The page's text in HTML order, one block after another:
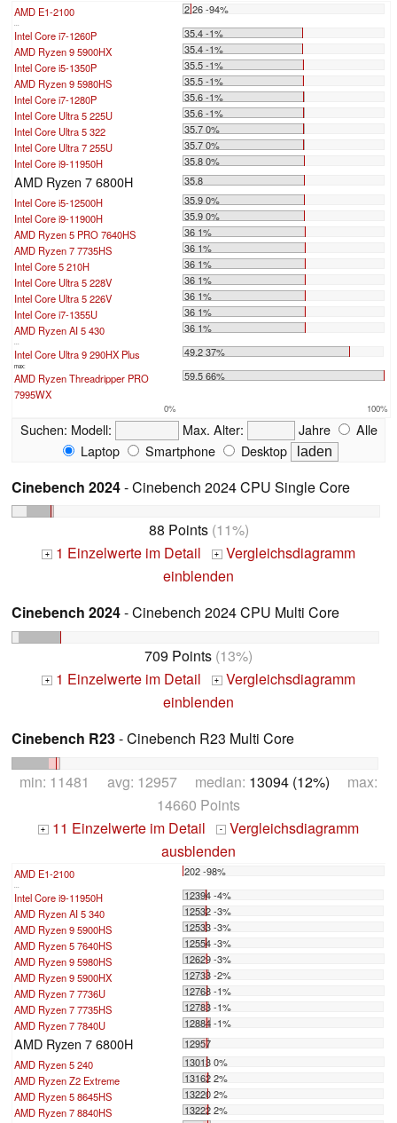
AMD E1-2100 2.26 -94%
Intel Core i7-1260P
35.4 -1%
AMD Ryzen 9 5900HX
35.4 -1%
Intel Core i5-1350P
35.5 -1%
AMD Ryzen 9 5980HS
35.5 -1%
Intel Core i7-1280P
35.6 -1%
Intel Core Ultra 5 225U
35.6 -1%
Intel Core Ultra 5 322
35.7 0%
Intel Core Ultra 7 255U
35.7 0%
Intel Core i9-11950H
35.8 0%
AMD Ryzen 7 6800H
35.8
Intel Core i5-12500H
35.9 0%
Intel Core i9-11900H
35.9 0%
AMD Ryzen 5 PRO 7640HS
36 1%
AMD Ryzen 7 7735HS
36 1%
Intel Core 5 210H
36 1%
Intel Core Ultra 5 228V
36 1%
Intel Core Ultra 5 226V
36 1%
Intel Core i7-1355U
36 1%
AMD Ryzen AI 5 430
36 1%
Intel Core Ultra 9 290HX Plus 49.2 37%
max:
AMD Ryzen Threadripper PRO
7995WX
59.5 66%
0% 100%
Suchen: Modell: Max. Alter: Jahre
Alle
Laptop
Smartphone Desktop
Cinebench 2024- Cinebench 2024 CPU Single Core
88 Points(11%)
+ 1 Einzelwerte im Detail + Vergleichsdiagramm
einblenden
Cinebench 2024- Cinebench 2024 CPU Multi Core
709 Points (13%)
+ 1 Einzelwerte im Detail + Vergleichsdiagramm
einblenden
Cinebench R23- Cinebench R23 Multi Core
min: 11481 avg: 12957 median: 13094 (12%) max:
14660 Points
+ 11 Einzelwerte im Detail -
Vergleichsdiagramm
ausblenden
AMD E1-2100 202 -98%
...
Intel Core i9-11950H
12394 -4%
AMD Ryzen AI 5 340
12532 -3%
AMD Ryzen 9 5900HS
12533 -3%
AMD Ryzen 5 7640HS
12554 -3%
AMD Ryzen 9 5980HS
12629 -3%
AMD Ryzen 9 5900HX
12733 -2%
AMD Ryzen 7 7736U
12768 -1%
AMD Ryzen 7 7735HS
12783 -1%
AMD Ryzen 7 7840U
12884 -1%
AMD Ryzen 7 6800H
12957
AMD Ryzen 5 240
13013 0%
AMD Ryzen Z2 Extreme
13162 2%
AMD Ryzen 5 8645HS
13220 2%
AMD Ryzen 7 8840HS
13222 2%